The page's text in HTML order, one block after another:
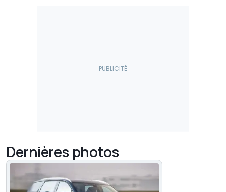
Dernières photos